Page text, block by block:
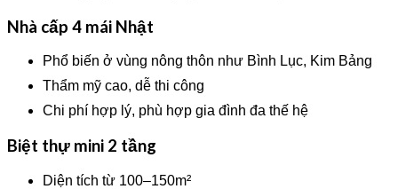
Nhà cấp 4 mái Nhật
Phổ biến ở vùng nông thôn như Bình Lục, Kim Bảng
Thẩm mỹ cao, dễ thi công
Chi phí hợp lý, phù hợp gia đình đa thế hệ
Biệt thự mini 2 tầng
Diện tích từ 100–150m²